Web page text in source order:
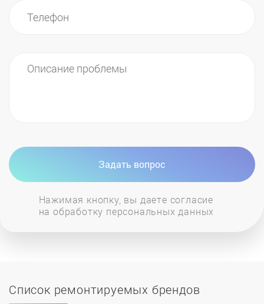
Задать вопрос
Нажимая кнопку, вы даете согласие
на обработку персональных данных
Список ремонтируемых брендов